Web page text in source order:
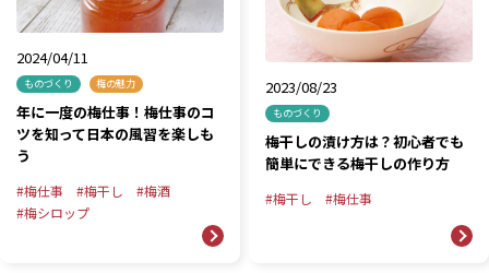
2024/04/11
ものづくり 梅の魅力
年に一度の梅仕事！梅仕事のコ
ツを知って日本の風習を楽しも
う
梅仕事 梅干し
梅酒
梅シロップ
2023/08/23
ものづくり
梅干しの漬け方は？初心者でも
簡単にできる梅干しの作り方
梅干し 梅仕事